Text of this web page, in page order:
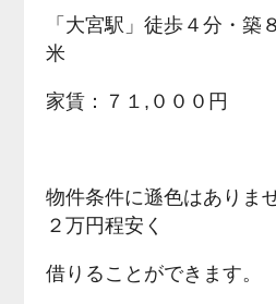
「大宮駅」徒歩４分・築
米
家賃：７１,０００円
物件条件に遜色はありま
２万円程安く
借りることができます。